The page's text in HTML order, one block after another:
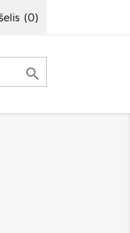
(0)
